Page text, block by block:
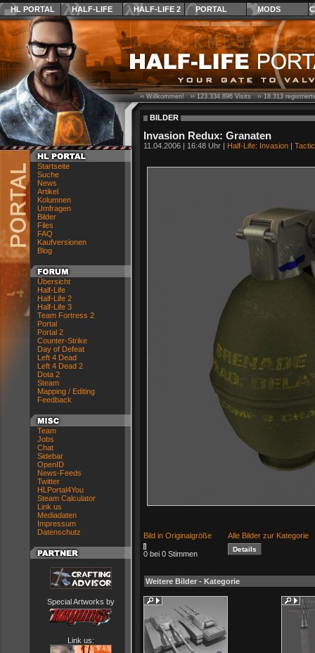
HL PORTAL HALF-LIFE HALF-LIFE 2 PORTAL MODS
Startseite
Suche
News
Artikel
Kolumnen
Umfragen
Bilder
Files
FAQ
Kaufversionen
Blog
Übersicht
Half-Life
Half-Life 2
Half-Life 3
Team Fortress 2
Portal
Portal 2
Counter-Strike
Day of Defeat
Left 4 Dead
Left 4 Dead 2
Dota 2
Steam
Mapping / Editing
Feedback
Team
Jobs
Chat
Sidebar
OpenID
News-Feeds
Twitter
HLPortal4You
Steam Calculator
Link us
Mediadaten
Impressum
Datenschutz
Special Artworks by
Link us:
›› Willkommen! ››123.334.896Visits ››18.313
BILDER
Invasion Redux: Granaten
11.04.2006 | 16:48 Uhr | Half-Life: Invasion |
Bild in Originalgröße Alle Bilder zur Kategorie
0 bei 0 Stimmen
Weitere Bilder - Kategorie